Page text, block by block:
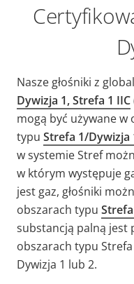
Nasze głośniki z
Dywizja 1, Strefa 1 IIC
mogą być używane w
typu Strefa 1/Dywizja
w systemie Stref
w którym występuje
jest gaz, głośniki
obszarach typu
substancją palną jest
obszarach typu
Dywizja 1 lub 2.